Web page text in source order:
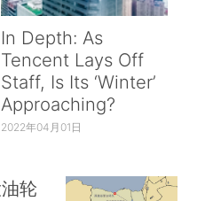
In Depth: As
Tencent Lays Off
Staff, Is Its ‘Winter’
Approaching?
2022年04月01日
轮